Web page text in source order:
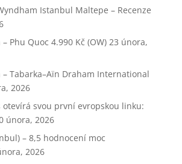
Istanbul Maltepe – Recenze
Phu Quoc 4.990 Kč (OW) 23 února,
– Tabarka–Aïn Draham International
2026
svou první evropskou linku:
února, 2026
– 8,5 hodnocení moc
2026